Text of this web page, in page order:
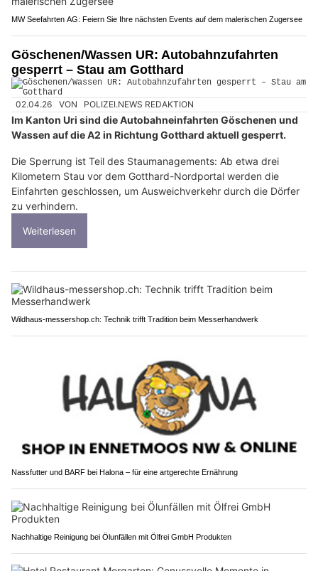
MW Seefahrten AG: Feiern Sie Ihre nächsten Events auf dem malerischen Zugersee
Göschenen/Wassen UR: Autobahnzufahrten
gesperrt – Stau am Gotthard
02.04.26 VON POLIZEI.NEWS REDAKTION
Im Kanton Uri sind die Autobahneinfahrten Göschenen und
Wassen auf die A2 in Richtung Gotthard aktuell gesperrt.
Die Sperrung ist Teil des Staumanagements: Ab etwa drei
Kilometern Stau vor dem Gotthard-Nordportal werden die
Einfahrten geschlossen, um Ausweichverkehr durch die Dörfer
zu verhindern.
Weiterlesen
Wildhaus-messershop.ch: Technik trifft Tradition beim Messerhandwerk
Nassfutter und BARF bei Halona – für eine artgerechte Ernährung
Nachhaltige Reinigung bei Ölunfällen mit Ölfrei GmbH Produkten